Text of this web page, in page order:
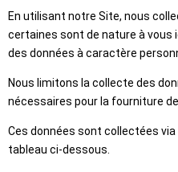
En utilisant notre Site, nous
certaines sont de nature à
des données à caractère
Nous limitons la collecte des
nécessaires pour la fourniture
Ces données sont collectées
tableau ci-dessous.